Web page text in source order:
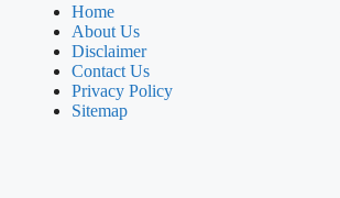
Home
About Us
Disclaimer
Contact Us
Privacy Policy
Sitemap